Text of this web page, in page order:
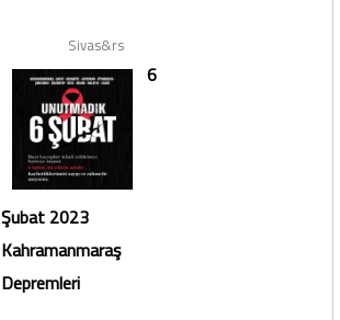
Sivas&rs
6
Şubat 2023
Kahramanmaraş
Depremleri